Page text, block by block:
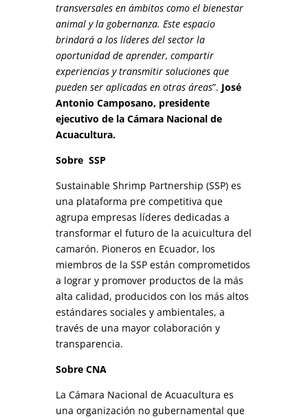
transversales en ámbitos como el bienestar
animal y la gobernanza. Este espacio
brindará a los líderes del sector la
oportunidad de aprender, compartir
experiencias y transmitir soluciones que
pueden ser aplicadas en otras áreas”. José
Antonio Camposano, presidente
ejecutivo de la Cámara Nacional de
Acuacultura.
Sobre SSP
Sustainable Shrimp Partnership (SSP) es
una plataforma pre competitiva que
agrupa empresas líderes dedicadas a
transformar el futuro de la acuicultura del
camarón. Pioneros en Ecuador, los
miembros de la SSP están comprometidos
a lograr y promover productos de la más
alta calidad, producidos con los más altos
estándares sociales y ambientales, a
través de una mayor colaboración y
transparencia.
Sobre CNA
La Cámara Nacional de Acuacultura es
una organización no gubernamental que